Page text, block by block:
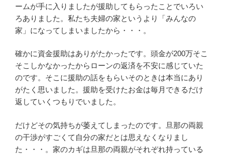
ームが手に入りましたが援助してもらったことでいろい
ろありました。私たち夫婦の家というより「みんなの
家」になってしまいましたから・・・。
確かに資金援助はありがたかったです。頭金が200万そこ
そこしかなかったからローンの返済を不安に感じていた
のです。そこに援助の話をもらいそのときは本当にあり
がたく思いました。援助を受けたお金は毎月できるだけ
返していくつもりでいました。
だけどその気持ちが萎えてしまったのです。旦那の両親
の干渉がすごくて自分の家だとは思えなくなりまし
た・・・。家のカギは旦那の両親がそれぞれ持っている